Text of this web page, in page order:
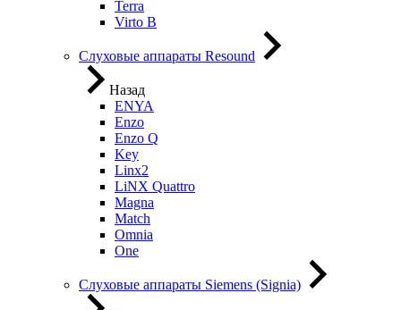
Terra
Virto B
Слуховые аппараты Resound
Назад
ENYA
Enzo
Enzo Q
Key
Linx2
LiNX Quattro
Magna
Match
Omnia
One
Слуховые аппараты Siemens (Signia)